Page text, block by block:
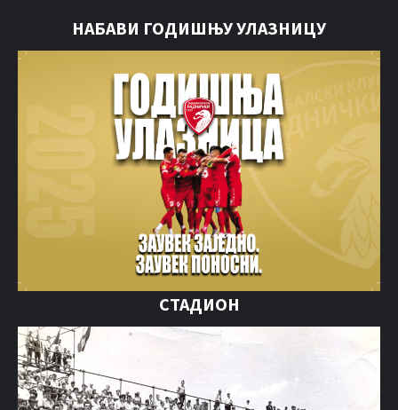
НАБАВИ ГОДИШЊУ УЛАЗНИЦУ
СТАДИОН